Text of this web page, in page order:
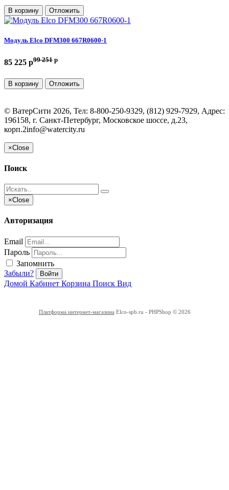
В корзину Отложить
Модуль Elco DFM300 667R0600-1
85 225 p99 251 p
В корзину Отложить
© ВатерСити 2026, Тел: 8-800-250-9329, (812) 929-7929, Адрес:
196158, г. Санкт-Петербург, Московское шоссе, д.23,
корп.2info@watercity.ru
×Close
Поиск
×Close
Авторизация
Email
Пароль
Запомнить
Забыли?
Войти
Домой Кабинет Корзина Поиск Вид
Платформа интернет-магазина Elco-spb.ru - PHPShop © 2026